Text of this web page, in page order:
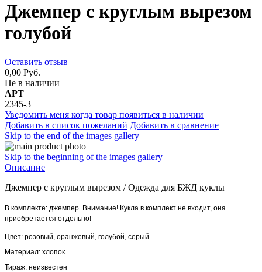
Джемпер с круглым вырезом
голубой
Оставить отзыв
0,00 Руб.
Не в наличии
АРТ
2345-3
Уведомить меня когда товар появиться в наличии
Добавить в список пожеланий Добавить в сравнение
Skip to the end of the images gallery
Skip to the beginning of the images gallery
Описание
Джемпер с круглым вырезом / Одежда для БЖД куклы
В комплекте: джемпер. Внимание! Кукла в комплект не входит, она
приобретается отдельно!
Цвет: розовый, оранжевый, голубой, серый
Материал: хлопок
Тираж: неизвестен